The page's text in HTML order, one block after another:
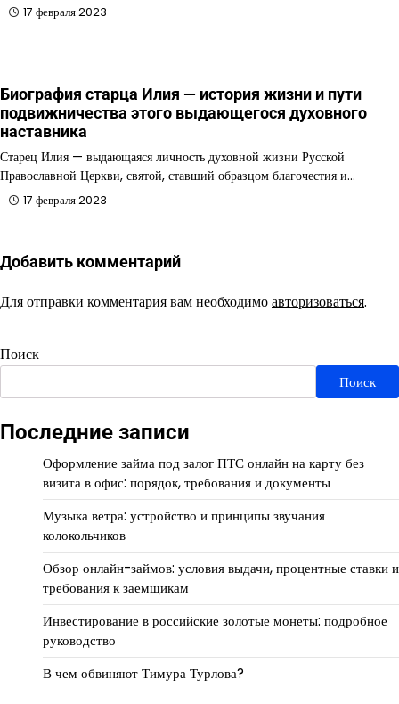
17 февраля 2023
Биография старца Илия — история жизни и пути
подвижничества этого выдающегося духовного
наставника
Старец Илия — выдающаяся личность духовной жизни Русской
Православной Церкви, святой, ставший образцом благочестия и…
17 февраля 2023
Добавить комментарий
Для отправки комментария вам необходимоавторизоваться.
Поиск
Поиск
Последние записи
Оформление займа под залог ПТС онлайн на карту без
визита в офис: порядок, требования и документы
Музыка ветра: устройство и принципы звучания
колокольчиков
Обзор онлайн-займов: условия выдачи, процентные ставки и
требования к заемщикам
Инвестирование в российские золотые монеты: подробное
руководство
В чем обвиняют Тимура Турлова?